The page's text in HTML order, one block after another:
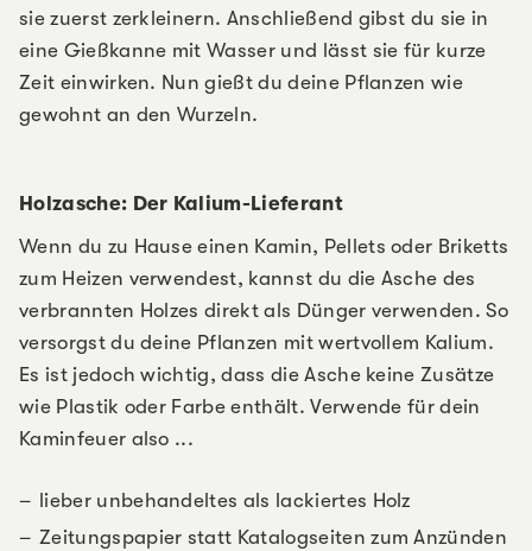
sie zuerst zerkleinern. Anschließend gibst du sie in
eine Gießkanne mit Wasser und lässt sie für kurze
Zeit einwirken. Nun gießt du deine Pflanzen wie
gewohnt an den Wurzeln.
Holzasche: Der Kalium-Lieferant
Wenn du zu Hause einen Kamin, Pellets oder Briketts
zum Heizen verwendest, kannst du die Asche des
verbrannten Holzes direkt als Dünger verwenden. So
versorgst du deine Pflanzen mit wertvollem Kalium.
Es ist jedoch wichtig, dass die Asche keine Zusätze
wie Plastik oder Farbe enthält. Verwende für dein
Kaminfeuer also ...
lieber unbehandeltes als lackiertes Holz
Zeitungspapier statt Katalogseiten zum Anzünden